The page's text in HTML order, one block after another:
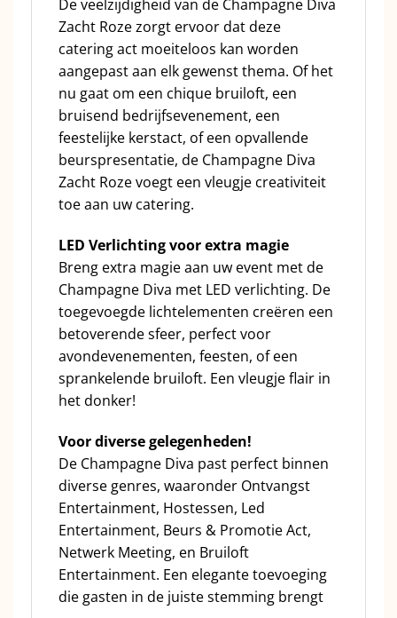
De veelzijdigheid van de Champagne Diva
Zacht Roze zorgt ervoor dat deze
catering act moeiteloos kan worden
aangepast aan elk gewenst thema. Of het
nu gaat om een chique bruiloft, een
bruisend bedrijfsevenement, een
feestelijke kerstact, of een opvallende
beurspresentatie, de Champagne Diva
Zacht Roze voegt een vleugje creativiteit
toe aan uw catering.
LED Verlichting voor extra magie
Breng extra magie aan uw event met de
Champagne Diva met LED verlichting. De
toegevoegde lichtelementen creëren een
betoverende sfeer, perfect voor
avondevenementen, feesten, of een
sprankelende bruiloft. Een vleugje flair in
het donker!
Voor diverse gelegenheden!
De Champagne Diva past perfect binnen
diverse genres, waaronder Ontvangst
Entertainment, Hostessen, Led
Entertainment, Beurs & Promotie Act,
Netwerk Meeting, en Bruiloft
Entertainment. Een elegante toevoeging
die gasten in de juiste stemming brengt